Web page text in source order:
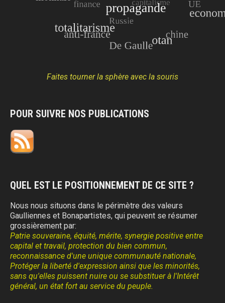
Faites tourner la sphère avec la souris
POUR SUIVRE NOS PUBLICATIONS
QUEL EST LE POSITIONNEMENT DE CE SITE ?
Nous nous situons dans le périmètre des valeurs
Gaulliennes et Bonapartistes, qui peuvent se résumer
grossièrement par:
Patrie souveraine, équité, mérite, synergie positive entre
capital et travail, protection du bien commun,
reconnaissance d'une unique communauté nationale,
Protéger la liberté d'expression ainsi que les minorités,
sans qu'elles puissent nuire ou se substituer à l'Intérêt
général, un état fort au service du peuple.